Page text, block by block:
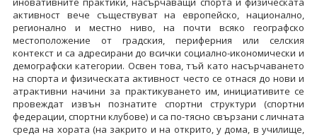
активност вече съществуват на европейско, национално,
регионално и местно ниво, на почти всяко географско
местоположение от градския, периферния или селския
контекст и са адресирани до всички социално-икономически и
демографски категории. Освен това, тъй като насърчаването
на спорта и физическата активност често се отнася до нови и
атрактивни начини за практикуването им, инициативите се
провеждат извън познатите спортни структури (спортни
федерации, спортни клубове) и са по-тясно свързани с личната
среда на хората (на закрито и на открито, у дома, в училище,